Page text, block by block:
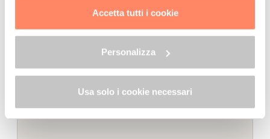
trattamento dei dati clicca qui:"gestione cookie"
cookie.
Accetta tutti i cookie
Personalizza
Usa solo i cookie necessari
E-mail Adresse Telefonnummer
Anmerkungen